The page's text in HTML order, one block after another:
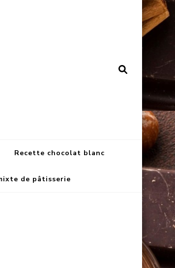
Recette chocolat blanc
de pâtisserie